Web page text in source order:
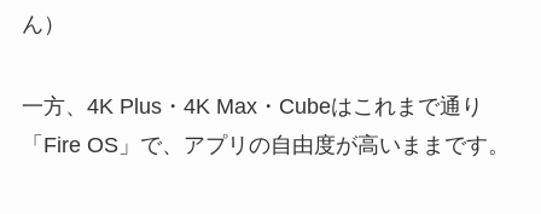
ん）
一方、4K Plus・4K Max・Cubeはこれまで通り
「Fire OS」で、アプリの自由度が高いままです。